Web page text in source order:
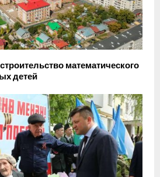
математического
детей